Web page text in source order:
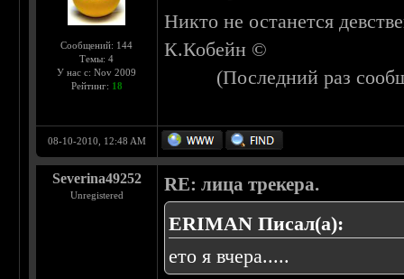
Сообщений: 144
Темы: 4
У нас с: Nov 2009
Рейтинг: 18
Никто не останется
К.Кобейн ©
(Последний раз
08-10-2010, 12:48 AM
Severina49252
Unregistered
RE: лица трекера.
ERIMAN Писал(а):
ето я вчера.....